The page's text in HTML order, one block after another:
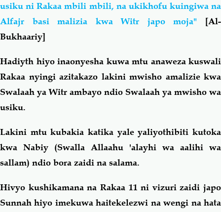
usiku ni Rakaa mbili mbili, na ukikhofu kuingiwa na
Alfajr basi malizia kwa Witr japo moja" [Al-
Bukhaariy]
Hadiyth hiyo inaonyesha kuwa mtu anaweza kuswali
Rakaa nyingi azitakazo lakini mwisho amalizie kwa
Swalaah ya Witr ambayo ndio Swalaah ya mwisho wa
usiku.
Lakini mtu kubakia katika yale yaliyothibiti kutoka
kwa Nabiy (Swalla Allaahu 'alayhi wa aalihi wa
sallam) ndio bora zaidi na salama.
Hivyo kushikamana na Rakaa 11 ni vizuri zaidi japo
Sunnah hiyo imekuwa haitekelezwi na wengi na hata